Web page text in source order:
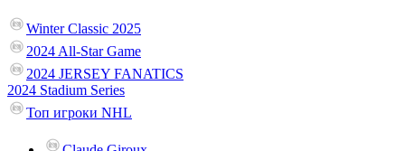
Winter Classic 2025
2024 All-Star Game
2024 JERSEY FANATICS
2024 Stadium Series
Топ игроки NHL